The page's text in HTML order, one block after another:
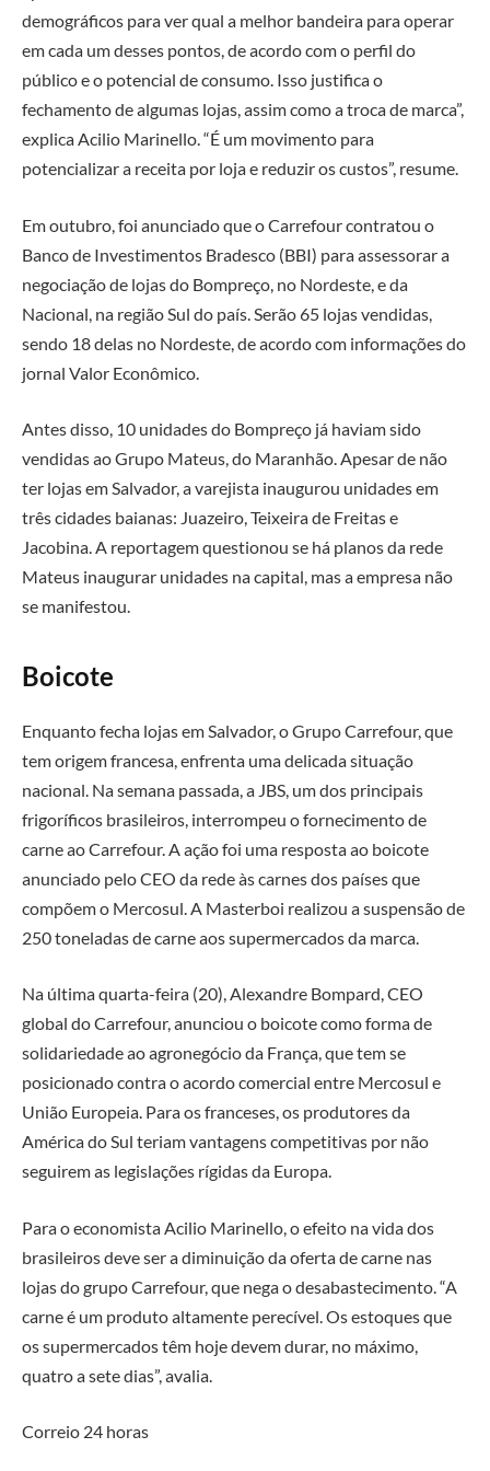
demográficos para ver qual a melhor bandeira para operar
em cada um desses pontos, de acordo com o perfil do
público e o potencial de consumo. Isso justifica o
fechamento de algumas lojas, assim como a troca de marca”,
explica Acilio Marinello. “É um movimento para
potencializar a receita por loja e reduzir os custos”, resume.
Em outubro, foi anunciado que o Carrefour contratou o
Banco de Investimentos Bradesco (BBI) para assessorar a
negociação de lojas do Bompreço, no Nordeste, e da
Nacional, na região Sul do país. Serão 65 lojas vendidas,
sendo 18 delas no Nordeste, de acordo com informações do
jornal Valor Econômico.
Antes disso, 10 unidades do Bompreço já haviam sido
vendidas ao Grupo Mateus, do Maranhão. Apesar de não
ter lojas em Salvador, a varejista inaugurou unidades em
três cidades baianas: Juazeiro, Teixeira de Freitas e
Jacobina. A reportagem questionou se há planos da rede
Mateus inaugurar unidades na capital, mas a empresa não
se manifestou.
Boicote
Enquanto fecha lojas em Salvador, o Grupo Carrefour, que
tem origem francesa, enfrenta uma delicada situação
nacional. Na semana passada, a JBS, um dos principais
frigoríficos brasileiros, interrompeu o fornecimento de
carne ao Carrefour. A ação foi uma resposta ao boicote
anunciado pelo CEO da rede às carnes dos países que
compõem o Mercosul. A Masterboi realizou a suspensão de
250 toneladas de carne aos supermercados da marca.
Na última quarta-feira (20), Alexandre Bompard, CEO
global do Carrefour, anunciou o boicote como forma de
solidariedade ao agronegócio da França, que tem se
posicionado contra o acordo comercial entre Mercosul e
União Europeia. Para os franceses, os produtores da
América do Sul teriam vantagens competitivas por não
seguirem as legislações rígidas da Europa.
Para o economista Acilio Marinello, o efeito na vida dos
brasileiros deve ser a diminuição da oferta de carne nas
lojas do grupo Carrefour, que nega o desabastecimento. “A
carne é um produto altamente perecível. Os estoques que
os supermercados têm hoje devem durar, no máximo,
quatro a sete dias”, avalia.
Correio 24 horas